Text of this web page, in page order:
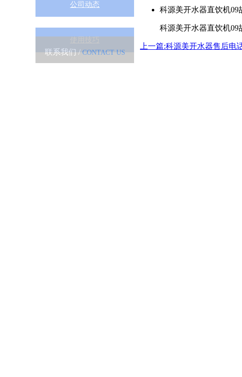
公司动态
联系我们 / CONTACT US
科源美开水器直饮机09
科源美开水器直饮机09
上一篇:科源美开水器售后电